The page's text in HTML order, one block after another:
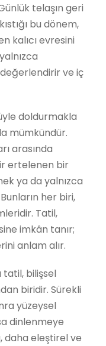
telaşın geri
bu dönem,
kalıcı evresini
ve iç
doldurmakla
mümkündür.
arasında
ertelenen bir
ya da yalnızca
her biri,
Tatil,
imkân tanır;
anlam alır.
tatil, bilişsel
biridir. Sürekli
yüzeysel
dinlenmeye
daha eleştirel ve